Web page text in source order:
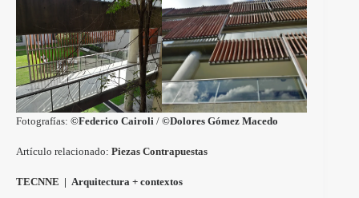
Fotografías: ©Federico Cairoli / ©Dolores Gómez Macedo
Artículo relacionado: Piezas Contrapuestas
TECNNE | Arquitectura + contextos